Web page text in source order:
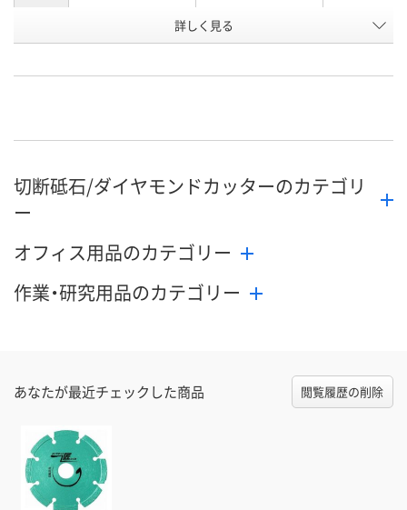
LP4
号
お届け日 8月27日（木）まで 8月27日（木）まで 8月27日（木）
数量 数量 数量
詳しく見る
切断砥石/ダイヤモンドカッターのカテゴリ
ー
オフィス用品のカテゴリー
作業・研究用品のカテゴリー
あなたが最近チェックした商品 閲覧履歴の削除